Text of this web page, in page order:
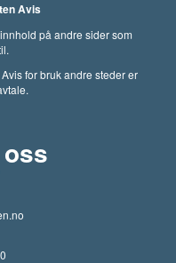
Avis
på andre sider som
for bruk andre steder er